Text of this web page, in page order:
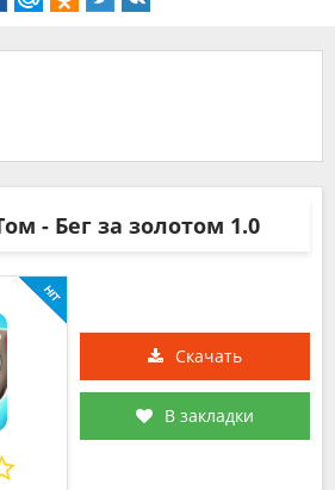
- Бег за золотом 1.0
Скачать
В закладки